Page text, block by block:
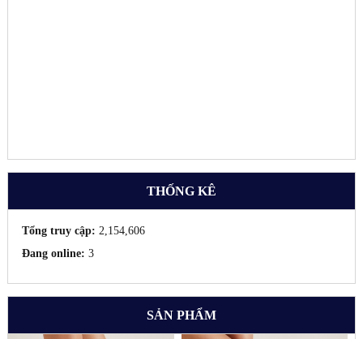
THỐNG KÊ
Tổng truy cập: 2,154,606
Đang online: 3
SẢN PHẨM